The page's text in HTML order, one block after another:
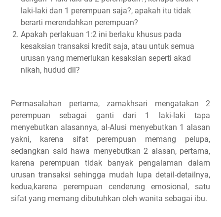
laki-laki dan 1 perempuan saja?, apakah itu tidak
berarti merendahkan perempuan?
Apakah perlakuan 1:2 ini berlaku khusus pada
kesaksian transaksi kredit saja, atau untuk semua
urusan yang memerlukan kesaksian seperti akad
nikah, hudud dll?
Permasalahan pertama, zamakhsari mengatakan 2
perempuan sebagai ganti dari 1 laki-laki tapa
menyebutkan alasannya, al-Alusi menyebutkan 1 alasan
yakni, karena sifat perempuan memang pelupa,
sedangkan said hawa menyebutkan 2 alasan, pertama,
karena perempuan tidak banyak pengalaman dalam
urusan transaksi sehingga mudah lupa detail-detailnya,
kedua,karena perempuan cenderung emosional, satu
sifat yang memang dibutuhkan oleh wanita sebagai ibu.